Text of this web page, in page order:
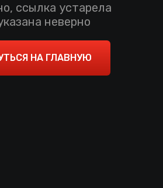
ссылка устарела
неверно
НА ГЛАВНУЮ